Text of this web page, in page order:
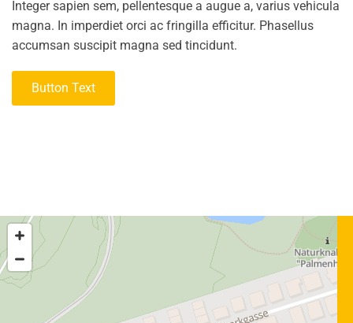
Integer sapien sem, pellentesque a augue a, varius vehicula
magna. In imperdiet orci ac fringilla efficitur. Phasellus
accumsan suscipit magna sed tincidunt.
Button Text